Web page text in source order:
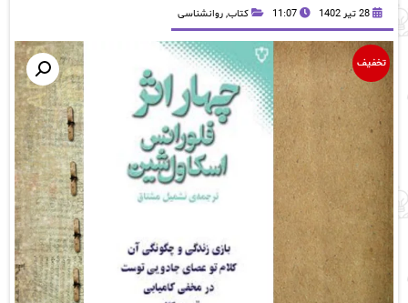
28 تیر 1402 11:07 کتاب, روانشناسی
تخفیف